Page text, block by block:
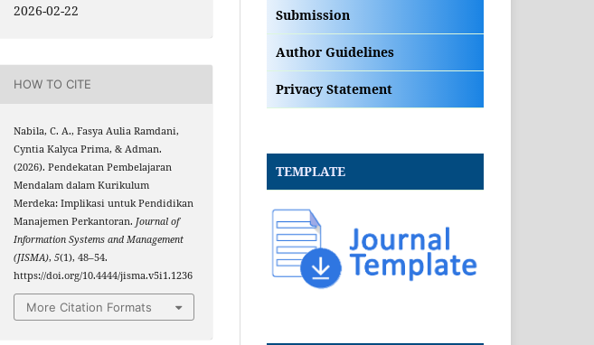
2026-02-22
HOW TO CITE
Nabila, C. A., Fasya Aulia Ramdani,
Cyntia Kalyca Prima, & Adman.
(2026). Pendekatan Pembelajaran
Mendalam dalam Kurikulum
Merdeka: Implikasi untuk Pendidikan
Manajemen Perkantoran.Journal of
Information Systems and Management
(JISMA),5(1), 48–54.
https://doi.org/10.4444/jisma.v5i1.1236
More Citation Formats
Submission
Author Guidelines
Privacy Statement
TEMPLATE